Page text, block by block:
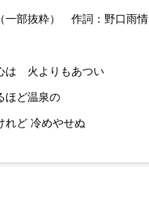
一部抜粋） 作詞：野口雨情
は 火よりもあつい
ほど温泉の
れど 冷めやせぬ